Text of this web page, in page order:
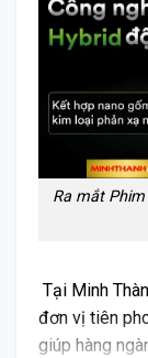
Ra mắt
Tại Minh
đơn vị tiên
giúp hàng